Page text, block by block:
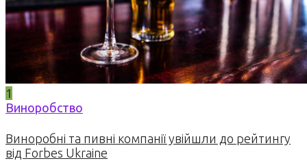
1
Виноробство
Виноробні та пивні компанії увійшли до рейтингу
від Forbes Ukraine